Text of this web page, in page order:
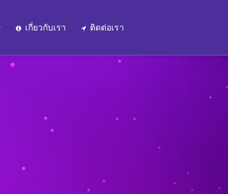
เกี่ยวกับเรา ติดต่อเรา